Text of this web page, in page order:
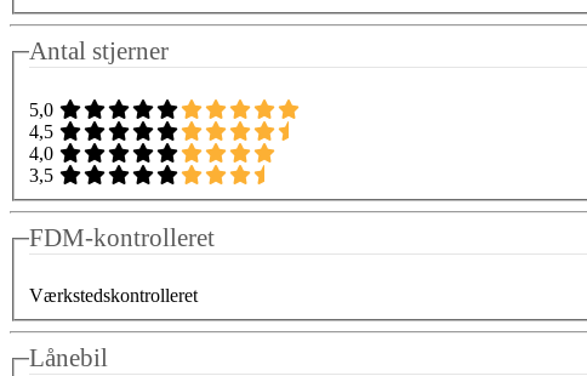
Antal stjerner
5,0
4,5
4,0
3,5
FDM-kontrolleret
Værkstedskontrolleret
Lånebil